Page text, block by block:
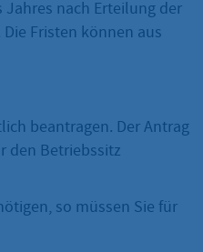
nach Erteilung der
Fristen können aus
beantragen. Der Antrag
den Betriebssitz
so müssen Sie für